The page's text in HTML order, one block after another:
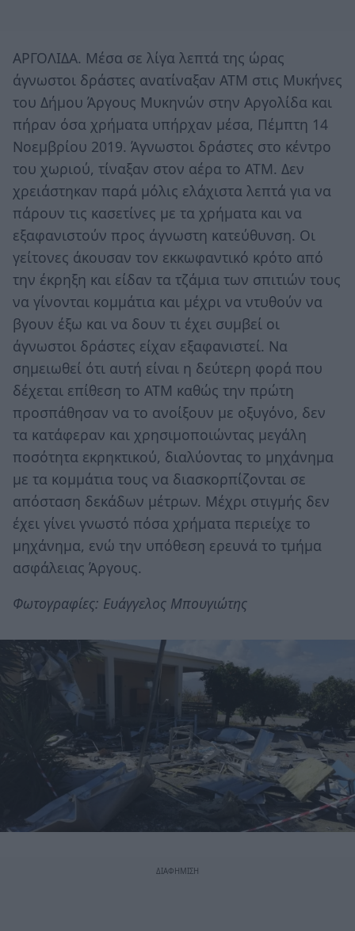
ΑΡΓΟΛΙΔΑ. Μέσα σε λίγα λεπτά της ώρας
άγνωστοι δράστες ανατίναξαν ΑΤΜ στις Μυκήνες
του Δήμου Άργους Μυκηνών στην Αργολίδα και
πήραν όσα χρήματα υπήρχαν μέσα, Πέμπτη 14
Νοεμβρίου 2019. Άγνωστοι δράστες στο κέντρο
του χωριού, τίναξαν στον αέρα το ΑΤΜ. Δεν
χρειάστηκαν παρά μόλις ελάχιστα λεπτά για να
πάρουν τις κασετίνες με τα χρήματα και να
εξαφανιστούν προς άγνωστη κατεύθυνση. Οι
γείτονες άκουσαν τον εκκωφαντικό κρότο από
την έκρηξη και είδαν τα τζάμια των σπιτιών τους
να γίνονται κομμάτια και μέχρι να ντυθούν να
βγουν έξω και να δουν τι έχει συμβεί οι
άγνωστοι δράστες είχαν εξαφανιστεί. Να
σημειωθεί ότι αυτή είναι η δεύτερη φορά που
δέχεται επίθεση το ΑΤΜ καθώς την πρώτη
προσπάθησαν να το ανοίξουν με οξυγόνο, δεν
τα κατάφεραν και χρησιμοποιώντας μεγάλη
ποσότητα εκρηκτικού, διαλύοντας το μηχάνημα
με τα κομμάτια τους να διασκορπίζονται σε
απόσταση δεκάδων μέτρων. Μέχρι στιγμής δεν
έχει γίνει γνωστό πόσα χρήματα περιείχε το
μηχάνημα, ενώ την υπόθεση ερευνά το τμήμα
ασφάλειας Άργους.
Φωτογραφίες: Ευάγγελος Μπουγιώτης